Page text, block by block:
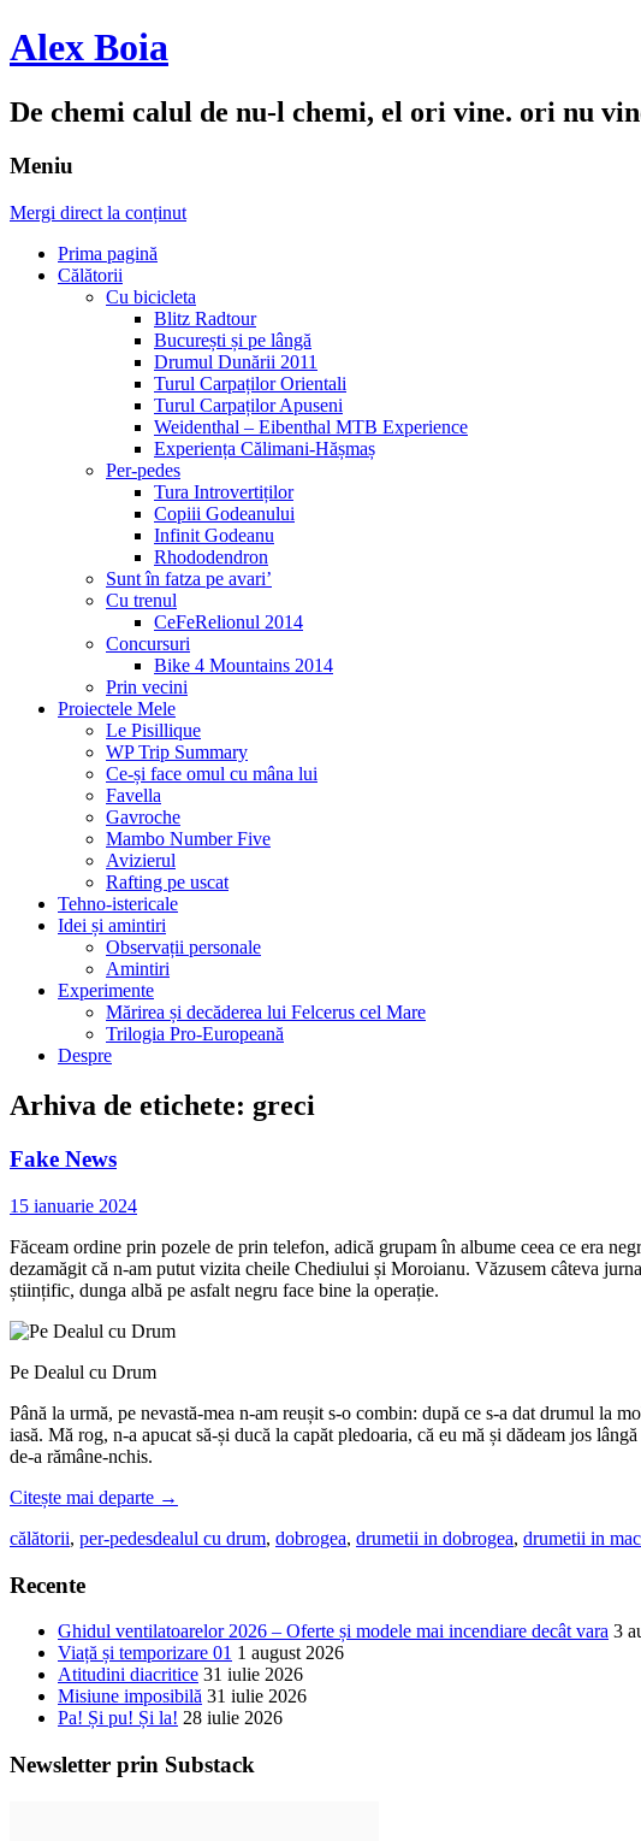
Alex Boia
De chemi calul de nu-l chemi, el ori vine. ori nu
Meniu
Mergi direct la conținut
Prima pagină
Călătorii
Cu bicicleta
Blitz Radtour
București și pe lângă
Drumul Dunării 2011
Turul Carpaților Orientali
Turul Carpaților Apuseni
Weidenthal – Eibenthal MTB Experience
Experiența Călimani-Hășmaș
Per-pedes
Tura Introvertiților
Copiii Godeanului
Infinit Godeanu
Rhododendron
Sunt în fatza pe avari’
Cu trenul
CeFeRelionul 2014
Concursuri
Bike 4 Mountains 2014
Prin vecini
Proiectele Mele
Le Pisillique
WP Trip Summary
Ce-și face omul cu mâna lui
Favella
Gavroche
Mambo Number Five
Avizierul
Rafting pe uscat
Tehno-istericale
Idei și amintiri
Observații personale
Amintiri
Experimente
Mărirea și decăderea lui Felcerus cel Mare
Trilogia Pro-Europeană
Despre
Arhiva de etichete: greci
Fake News
15 ianuarie 2024
Făceam ordine prin pozele de prin telefon, adică grupam în albume ceea ce era
dezamăgit că n-am putut vizita cheile Chediului și Moroianu. Văzusem câteva
științific, dunga albă pe asfalt negru face bine la operație.
Pe Dealul cu Drum
Până la urmă, pe nevastă-mea n-am reușit s-o combin: după ce s-a dat drumul la
iasă. Mă rog, n-a apucat să-și ducă la capăt pledoaria, că eu mă și dădeam jos
de-a rămâne-nchis.
Citește mai departe →
călătorii, per-pedesdealul cu drum, dobrogea, drumetii in dobrogea, drumetii in
Recente
Ghidul ventilatoarelor 2026 – Oferte și modele mai incendiare decât vara 3
Viață și temporizare 01 1 august 2026
Atitudini diacritice 31 iulie 2026
Misiune imposibilă 31 iulie 2026
Pa! Și pu! Și la! 28 iulie 2026
Newsletter prin Substack